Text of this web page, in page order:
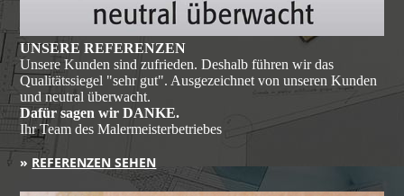
UNSERE REFERENZEN
Unsere Kunden sind zufrieden. Deshalb führen wir das
Qualitäts­siegel "sehr gut". Aus­ge­zeichnet von unseren Kunden
und neutral überwacht.
Dafür sagen wir DANKE.
Ihr Team des Malermeisterbetriebes
» REFERENZEN SEHEN